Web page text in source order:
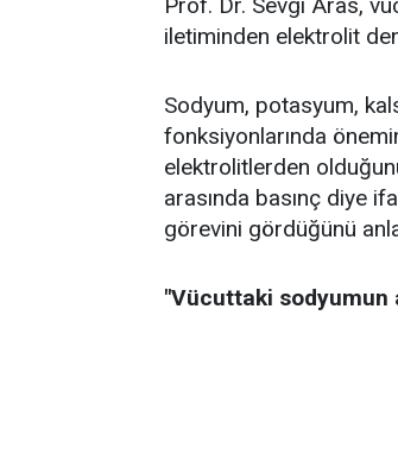
iletiminden elektrolit
Sodyum, potasyum,
fonksiyonlarında
elektrolitlerden
arasında basınç diye
görevini gördüğünü
"Vücuttaki sodyumun